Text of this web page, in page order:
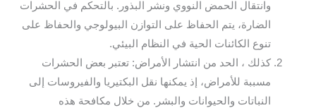
وانتقال الحمض النووي ونشر البذور. بالتحكم في الحشرات
الضارة، يتم الحفاظ على التوازن البيولوجي والحفاظ على
تنوع الكائنات الحية في النظام البيئي.
كذلك ، الحد من انتشار الأمراض: تعتبر بعض الحشرات
مسببة للأمراض، إذ يمكنها نقل البكتيريا والفيروسات إلى
النباتات والحيوانات والبشر. من خلال مكافحة هذه